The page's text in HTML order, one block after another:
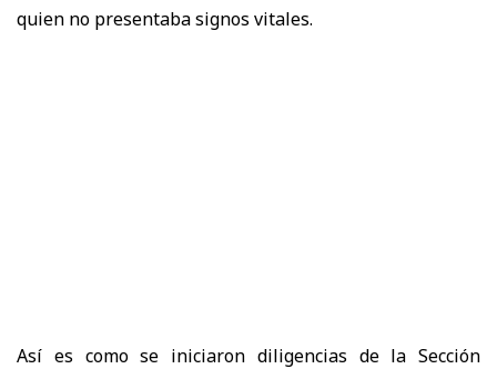
quien no presentaba signos vitales.
Así es como se iniciaron diligencias de la Sección